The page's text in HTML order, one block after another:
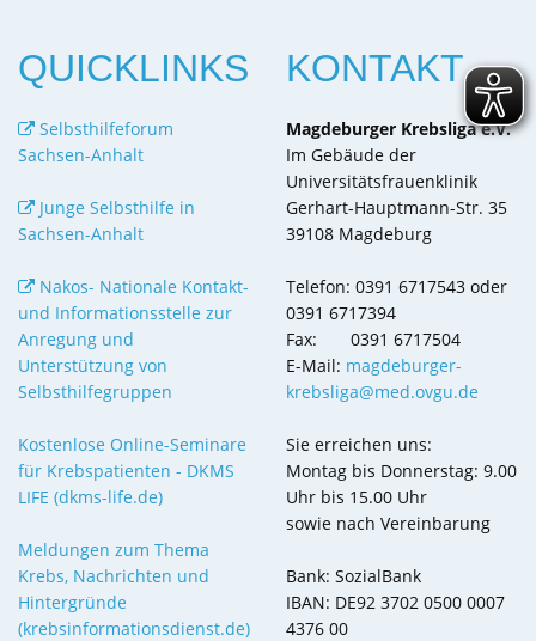
QUICKLINKS
Selbsthilfeforum
Sachsen-Anhalt
Junge Selbsthilfe in
Sachsen-Anhalt
Nakos- Nationale Kontakt-
und Informationsstelle zur
Anregung und
Unterstützung von
Selbsthilfegruppen
Kostenlose Online-Seminare
für Krebspatienten - DKMS
LIFE (dkms-life.de)
Meldungen zum Thema
Krebs, Nachrichten und
Hintergründe
(krebsinformationsdienst.de)
KONTAKT
Magdeburger Krebsliga e.V.
Im Gebäude der
Universitätsfrauenklinik
Gerhart-Hauptmann-Str. 35
39108 Magdeburg
Telefon: 0391 6717543 oder
0391 6717394
Fax: 0391 6717504
E-Mail: magdeburger-
krebsliga@med.ovgu.de
Sie erreichen uns:
Montag bis Donnerstag: 9.00
Uhr bis 15.00 Uhr
sowie nach Vereinbarung
Bank: SozialBank
IBAN: DE92 3702 0500 0007
4376 00